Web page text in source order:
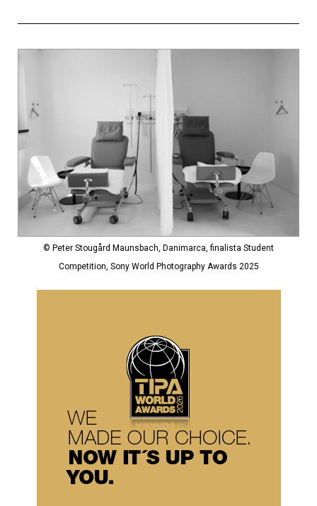
© Peter Stougård Maunsbach, Danimarca, finalista Student
Competition, Sony World Photography Awards 2025